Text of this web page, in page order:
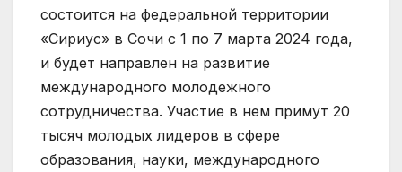
состоится на федеральной территории
«Сириус» в Сочи с 1 по 7 марта 2024 года,
и будет направлен на развитие
международного молодежного
сотрудничества. Участие в нем примут 20
тысяч молодых лидеров в сфере
образования, науки, международного